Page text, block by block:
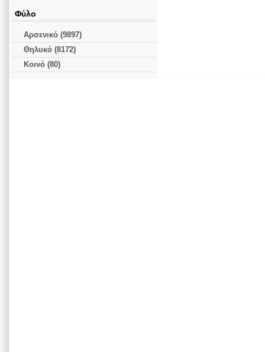
Φύλο
Αρσενικό (9897)
Θηλυκό (8172)
Κοινό (80)